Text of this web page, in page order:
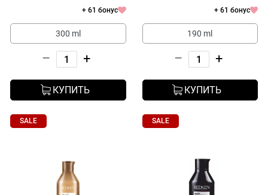
+ 61 бонус
300 ml
– +
КУПИТЬ
+ 61 бонус
190 ml
– +
КУПИТЬ
SALE SALE